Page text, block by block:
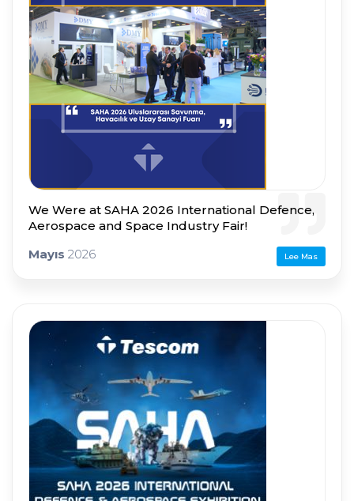
Lee Mas
We Were at SAHA 2026 International Defence,
Aerospace and Space Industry Fair!
Mayıs 2026